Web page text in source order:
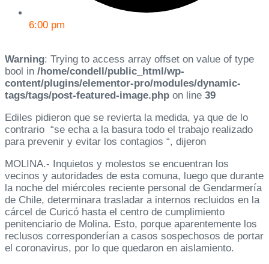
6:00 pm
Warning: Trying to access array offset on value of type
bool in /home/condell/public_html/wp-
content/plugins/elementor-pro/modules/dynamic-
tags/tags/post-featured-image.php on line 39
Ediles pidieron que se revierta la medida, ya que de lo
contrario “se echa a la basura todo el trabajo realizado
para prevenir y evitar los contagios “, dijeron
MOLINA.- Inquietos y molestos se encuentran los
vecinos y autoridades de esta comuna, luego que durante
la noche del miércoles reciente personal de Gendarmería
de Chile, determinara trasladar a internos recluidos en la
cárcel de Curicó hasta el centro de cumplimiento
penitenciario de Molina. Esto, porque aparentemente los
reclusos corresponderían a casos sospechosos de portar
el coronavirus, por lo que quedaron en aislamiento.